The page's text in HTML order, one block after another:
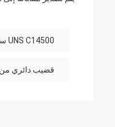
UNS C14500 سبائك النحاس التيلوريوم
قضيب دائري من